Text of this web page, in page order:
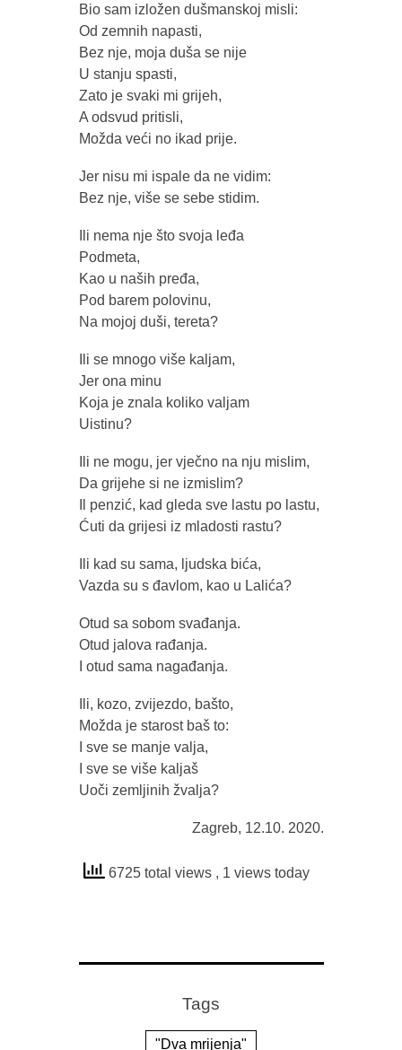
Bio sam izložen dušmanskoj misli:
Od zemnih napasti,
Bez nje, moja duša se nije
U stanju spasti,
Zato je svaki mi grijeh,
A odsvud pritisli,
Možda veći no ikad prije.
Jer nisu mi ispale da ne vidim:
Bez nje, više se sebe stidim.
Ili nema nje što svoja leđa
Podmeta,
Kao u naših pređa,
Pod barem polovinu,
Na mojoj duši, tereta?
Ili se mnogo više kaljam,
Jer ona minu
Koja je znala koliko valjam
Uistinu?
Ili ne mogu, jer vječno na nju mislim,
Da grijehe si ne izmislim?
Il penzić, kad gleda sve lastu po lastu,
Ćuti da grijesi iz mladosti rastu?
Ili kad su sama, ljudska bića,
Vazda su s đavlom, kao u Lalića?
Otud sa sobom svađanja.
Otud jalova rađanja.
I otud sama nagađanja.
Ili, kozo, zvijezdo, bašto,
Možda je starost baš to:
I sve se manje valja,
I sve se više kaljaš
Uoči zemljinih žvalja?
Zagreb, 12.10. 2020.
6725 total views , 1 views today
Tags
"Dva mrijenja"